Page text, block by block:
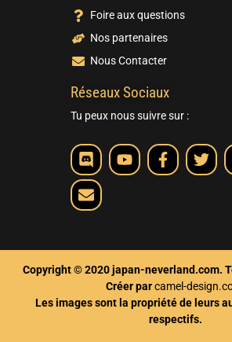
Foire aux questions
Nos partenaires
Nous Contacter
Réseaux Sociaux
Tu peux nous suivre sur :
Copyright © 2020 japan-neverland.com.
Créer parcamel-
Les images sont la propriété de leurs
respectifs.